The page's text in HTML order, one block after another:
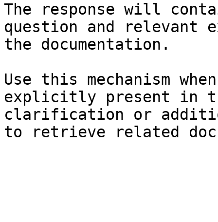
The response will
question and relevant
the documentation.
Use this mechanism
explicitly present in
clarification or